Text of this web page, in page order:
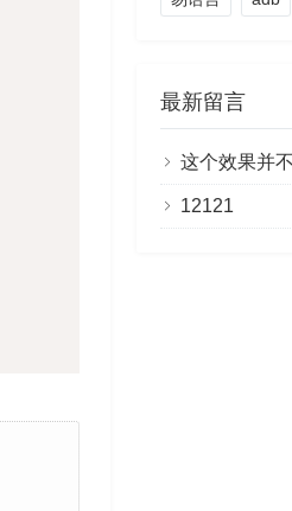
最新留言
这个效果并不好。 能否把“显
12121